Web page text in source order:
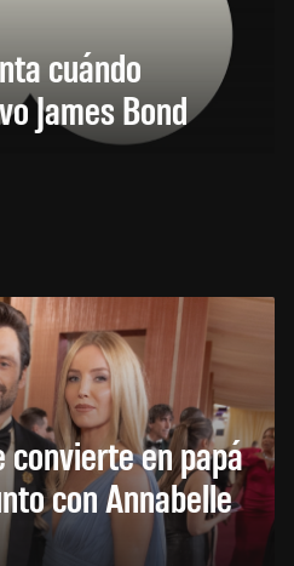
cuándo
James Bond
en papá
con Annabelle